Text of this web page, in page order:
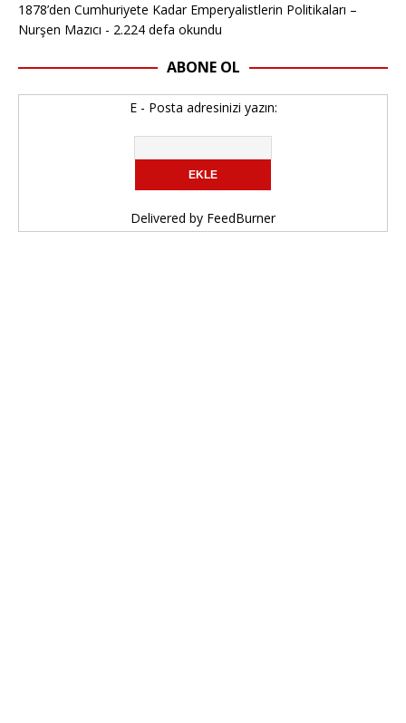
1878’den Cumhuriyete Kadar Emperyalistlerin Politikaları –
Nurşen Mazıcı - 2.224 defa okundu
ABONE OL
E - Posta adresinizi yazın:
Delivered by FeedBurner